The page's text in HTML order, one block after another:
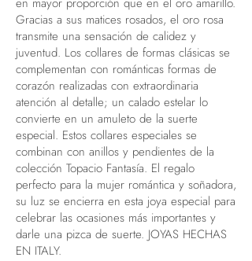
Gracias a sus matices rosados, el oro rosa
transmite una sensación de calidez y
juventud. Los collares de formas clásicas se
complementan con románticas formas de
corazón realizadas con extraordinaria
atención al detalle; un calado estelar lo
convierte en un amuleto de la suerte
especial. Estos collares especiales se
combinan con anillos y pendientes de la
colección Topacio Fantasía. El regalo
perfecto para la mujer romántica y soñadora,
su luz se encierra en esta joya especial para
celebrar las ocasiones más importantes y
darle una pizca de suerte. JOYAS HECHAS
EN ITALY.